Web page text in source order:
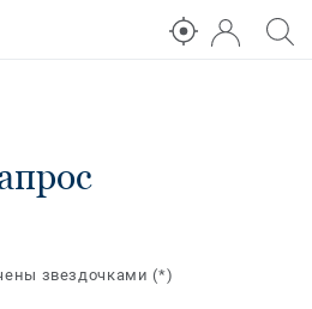
звездочками(*)